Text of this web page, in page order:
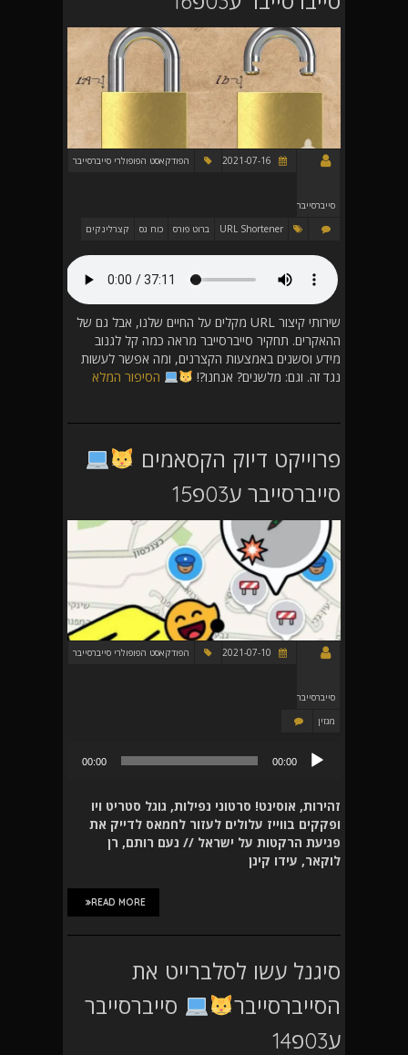
סייברסייבר
הפודקאסט הפופולרי סייברסייבר
URL Shortener ברוט פורס כוח גס קצרלינקים
שירותי קיצור URL מקלים על החיים שלנו, אבל גם של
ההאקרים. תחקיר סייברסייבר מראה כמה קל לגנוב
מידע וסשנים באמצעות הקצרנים, ומה אפשר לעשות
נגד זה. וגם: מלשנים? אנחנו?!
הסיפור המלא
פרוייקט דיוק הקסאמים
סייברסייבר ע03פ15
סייברסייבר
הפודקאסט הפופולרי סייברסייבר
מגזין
אודיו
00:00
00:00
זהירות, אוסינט! סרטוני נפילות, גוגל סטריט ויו
ופקקים בווייז עלולים לעזור לחמאס לדייק את
פגיעת הרקטות על ישראל // נעם רותם, רן
לוקאר, עידו קינן
READ MORE
סיגנל עשו לסלברייט את
הסייברסייבר
סייברסייבר
ע03פ14